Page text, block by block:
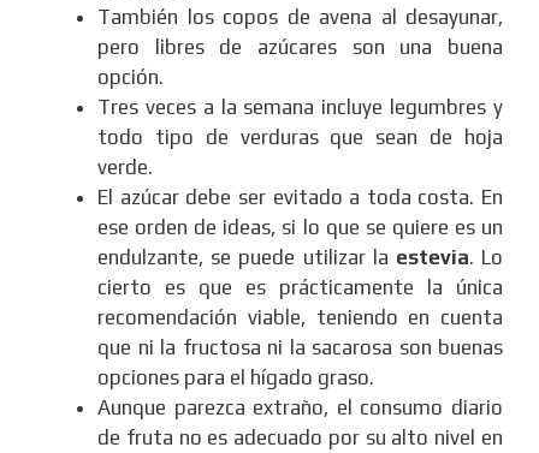
También los copos de avena al desayunar,
pero libres de azúcares son una buena
opción.
Tres veces a la semana incluye legumbres y
todo tipo de verduras que sean de hoja
verde.
El azúcar debe ser evitado a toda costa. En
ese orden de ideas, si lo que se quiere es un
endulzante, se puede utilizar la estevia. Lo
cierto es que es prácticamente la única
recomendación viable, teniendo en cuenta
que ni la fructosa ni la sacarosa son buenas
opciones para el hígado graso.
Aunque parezca extraño, el consumo diario
de fruta no es adecuado por su alto nivel en